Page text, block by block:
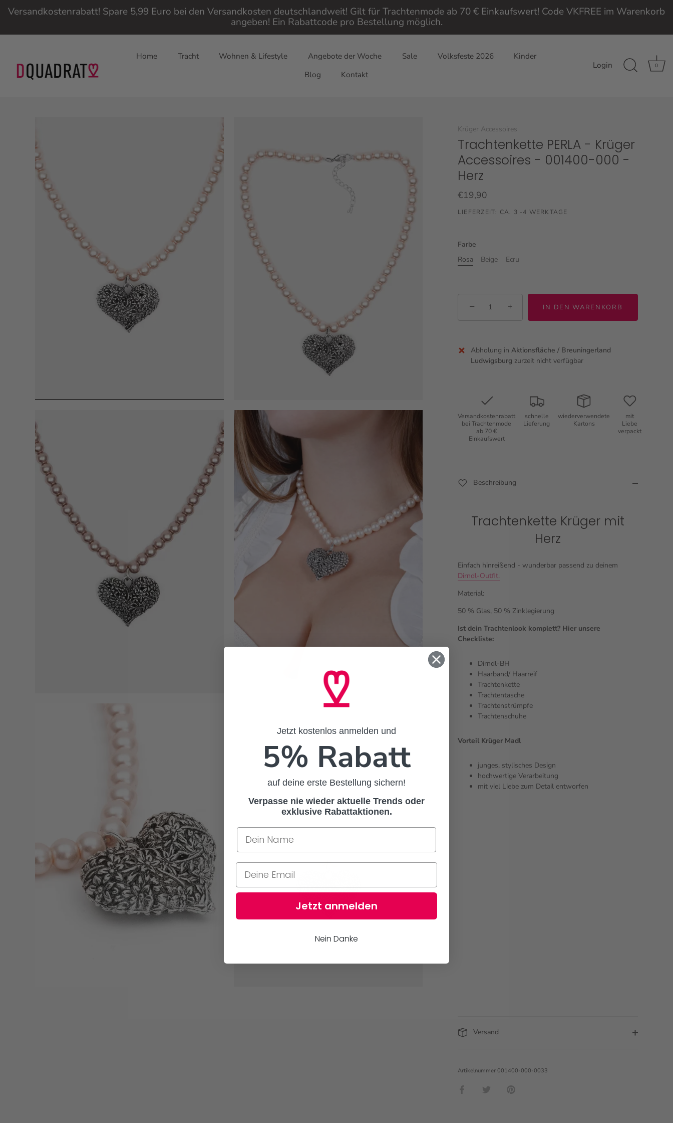
Versandkostenrabatt! Spare 5,99 Euro bei den Versandkosten deutschlandweit! Gilt für Trachtenmode ab 70 € Einkaufswert! Code VKFREE im Warenkorb
angeben! Ein Rabattcode pro Bestellung möglich.
Home Tracht Wohnen & Lifestyle Angebote der Woche Sale Volksfeste 2026
Kinder
Blog
Kontakt
Login 0
Krüger Accessoires
Trachtenkette PERLA - Krüger
Accessoires - 001400-000 -
Herz
€19,90
LIEFERZEIT: CA. 3 -4 WERKTAGE
Farbe
Rosa
Beige Ecru
− + IN DEN WARENKORB
Abholung in Aktionsfläche / Breuningerland
Ludwigsburg zurzeit nicht verfügbar
Versandkostenrabatt
bei Trachtenmode
ab 70 €
Einkaufswert
schnelle
Lieferung
wiederverwendete
Kartons
mit
Liebe
verpackt
Beschreibung
Trachtenkette Krüger mit
Herz
Einfach hinreißend - wunderbar passend zu deinem
Dirndl-Outfit.
Material:
50 % Glas, 50 % Zinklegierung
Ist dein Trachtenlook komplett? Hier unsere
Checkliste:
Dirndl-BH
Haarband/ Haarreif
Trachtenkette
Trachtentasche
Trachtenstrümpfe
Trachtenschuhe
Vorteil Krüger Madl
junges, stylisches Design
hochwertige Verarbeitung
mit viel Liebe zum Detail entworfen
Versand
Artikelnummer 001400-000-0033
Teilen TwitternPinnen
Jetzt kostenlos anmelden und
5% Rabatt
auf deine erste Bestellung sichern!
Verpasse nie wieder aktuelle Trends oder
exklusive Rabattaktionen.
Jetzt anmelden
Nein Danke